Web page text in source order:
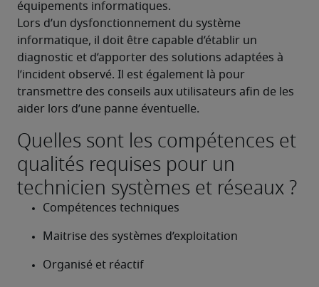
équipements informatiques.
Lors d’un dysfonctionnement du système
informatique, il doit être capable d’établir un
diagnostic et d’apporter des solutions adaptées à
l’incident observé. Il est également là pour
transmettre des conseils aux utilisateurs afin de les
aider lors d’une panne éventuelle.
Quelles sont les compétences et
qualités requises pour un
technicien systèmes et réseaux ?
Compétences techniques
Maitrise des systèmes d’exploitation
Organisé et réactif